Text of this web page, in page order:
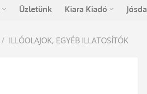
Üzletünk Kiara Kiadó Jósda
/ ILLÓOLAJOK, EGYÉB ILLATOSÍTÓK